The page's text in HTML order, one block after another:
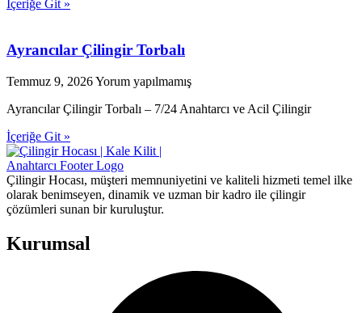
İçeriğe Git »
Ayrancılar Çilingir Torbalı
Temmuz 9, 2026Yorum yapılmamış
Ayrancılar Çilingir Torbalı – 7/24 Anahtarcı ve Acil Çilingir
İçeriğe Git »
Çilingir Hocası, müşteri memnuniyetini ve kaliteli hizmeti temel ilke
olarak benimseyen, dinamik ve uzman bir kadro ile çilingir
çözümleri sunan bir kuruluştur.
Kurumsal